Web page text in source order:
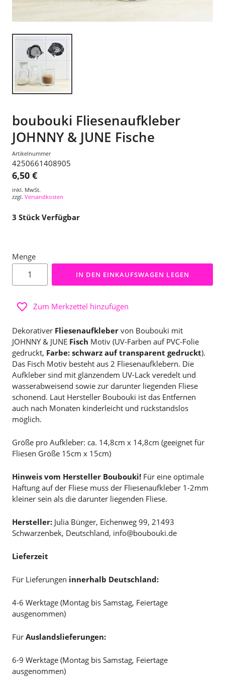
boubouki Fliesenaufkleber
JOHNNY & JUNE Fische
Artikelnummer
4250661408905
6,50 €
inkl. MwSt.
zzgl. Versandkosten
3 Stück Verfügbar
Menge
IN DEN EINKAUFSWAGEN LEGEN
Zum Merkzettel hinzufügen
Dekorativer Fliesenaufkleber von Boubouki mit
JOHNNY & JUNE Fisch Motiv (UV-Farben auf PVC-Folie
gedruckt, Farbe: schwarz auf transparent gedruckt).
Das Fisch Motiv besteht aus 2 Fliesenaufklebern. Die
Aufkleber sind mit glänzendem UV-Lack veredelt und
wasserabweisend sowie zur darunter liegenden Fliese
schonend. Laut Hersteller Boubouki ist das Entfernen
auch nach Monaten kinderleicht und rückstandslos
möglich.
Größe pro Aufkleber: ca. 14,8cm x 14,8cm (geeignet für
Fliesen Größe 15cm x 15cm)
Hinweis vom Hersteller Boubouki! Für eine optimale
Haftung auf der Fliese muss der Fliesenaufkleber 1-2mm
kleiner sein als die darunter liegenden Fliese.
Hersteller: Julia Bünger, Eichenweg 99, 21493
Schwarzenbek, Deutschland, info@boubouki.de
Lieferzeit
Für Lieferungen innerhalb Deutschland:
4-6 Werktage (Montag bis Samstag, Feiertage
ausgenommen)
Für Auslandslieferungen:
6-9 Werktage (Montag bis Samstag, Feiertage
ausgenommen)